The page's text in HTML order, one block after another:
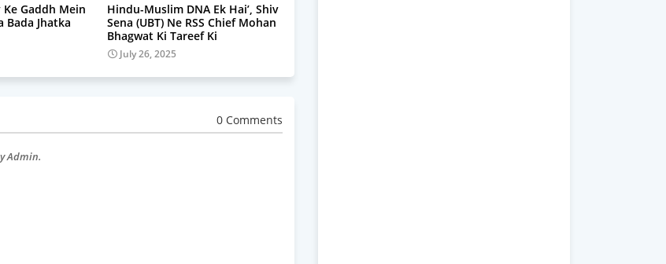
Gaddh Mein
Bada Jhatka
Hindu-Muslim DNA Ek Hai’, Shiv
Sena (UBT) Ne RSS Chief Mohan
Bhagwat Ki Tareef Ki
July 26, 2025
0 Comments
Admin.